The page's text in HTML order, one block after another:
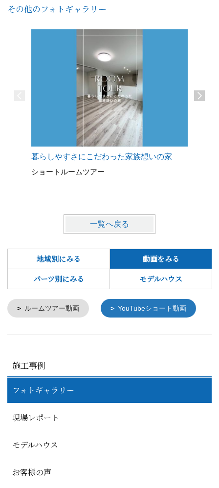
その他のフォトギャラリー
暮らしやすさにこだわった家族想いの家
ショートルームツアー
一覧へ戻る
地域別にみる
動画をみる
パーツ別にみる
モデルハウス
ルームツアー動画 YouTubeショート動画
施工事例
フォトギャラリー
現場レポート
モデルハウス
お客様の声